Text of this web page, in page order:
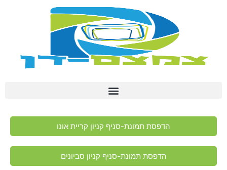
הדפסת תמונת-סניף קניון קריית אונו
הדפסת תמונת-סניף קניון סביונים